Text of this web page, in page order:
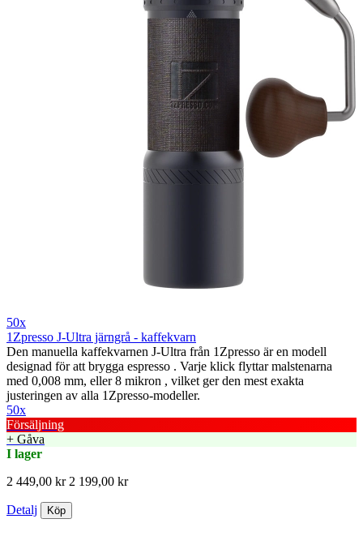
50x
1Zpresso J-Ultra järngrå - kaffekvarn
Den manuella kaffekvarnen J-Ultra från 1Zpresso är en modell
designad för att brygga espresso . Varje klick flyttar malstenarna
med 0,008 mm, eller 8 mikron , vilket ger den mest exakta
justeringen av alla 1Zpresso-modeller.
50x
Försäljning
+ Gåva
I lager
2 449,00 kr 2 199,00 kr
Detalj Köp